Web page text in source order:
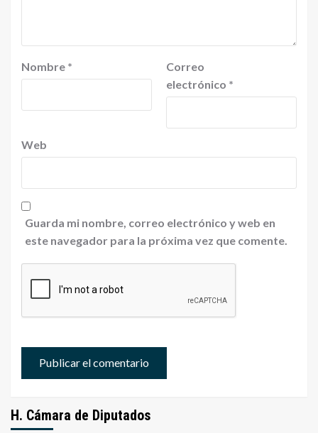
Nombre *
Correo
electrónico *
Web
Guarda mi nombre, correo electrónico y web en
este navegador para la próxima vez que comente.
H. Cámara de Diputados